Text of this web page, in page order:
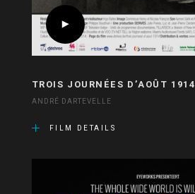
TROIS JOURNÉES D’AOÛT 1914
ANDRÉ DARTEVELLE
FILM DETAILS